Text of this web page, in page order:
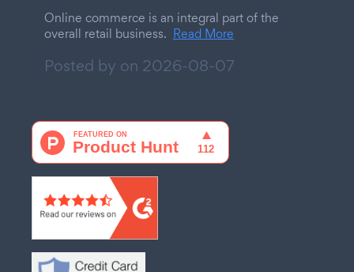
Online commerce is an integral part of the
overall retail business. Read More
Posted by on 2026-08-07